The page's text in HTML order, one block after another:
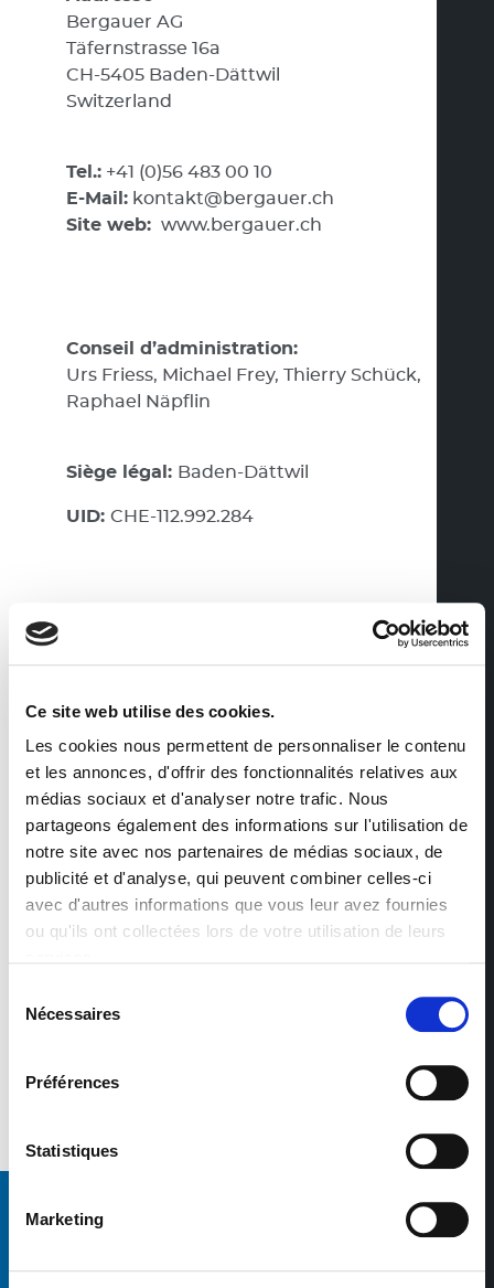
Ce site web utilise des cookies.
Les cookies nous permettent de personnaliser le contenu
et les annonces, d'offrir des fonctionnalités relatives aux
médias sociaux et d'analyser notre trafic. Nous
partageons également des informations sur l'utilisation de
notre site avec nos partenaires de médias sociaux, de
publicité et d'analyse, qui peuvent combiner celles-ci
avec d'autres informations que vous leur avez fournies
ou qu'ils ont collectées lors de votre utilisation de leurs
Nécessaires
Préférences
Statistiques
Marketing
Bergauer AG
Täfernstrasse 16a
CH-5405 Baden-Dättwil
Switzerland
Tel.: +41 (0)56 483 00 10
E-Mail: kontakt@bergauer.ch
Site web: www.bergauer.ch
Conseil d’administration:
Urs Friess, Michael Frey, Thierry Schück,
Raphael Näpflin
Siège légal: Baden-Dättwil
UID: CHE-112.992.284